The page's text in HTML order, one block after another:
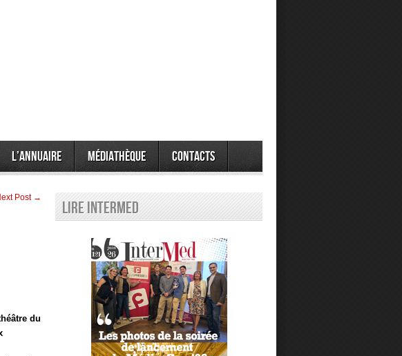
L’annuaire Médiathèque Contacts
Post →
du
Lire Intermed